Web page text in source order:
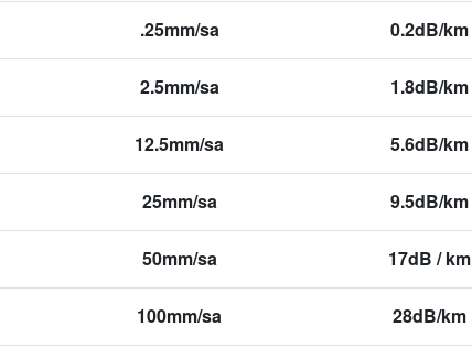
.25mm/sa 0.2dB/km
2.5mm/sa 1.8dB/km
12.5mm/sa 5.6dB/km
25mm/sa 9.5dB/km
50mm/sa 17dB / km
100mm/sa 28dB/km